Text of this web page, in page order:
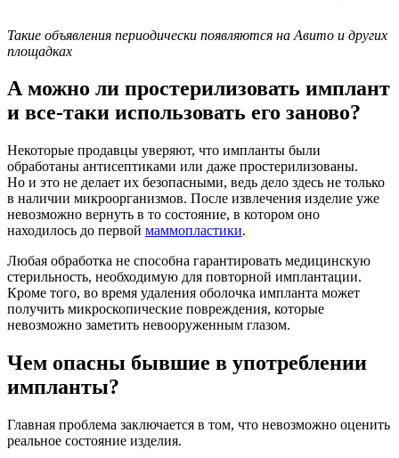
Такие объявления периодически появляются на Авито и других
площадках
А можно ли простерилизовать имплант
и все-таки использовать его заново?
Некоторые продавцы уверяют, что импланты были
обработаны антисептиками или даже простерилизованы.
Но и это не делает их безопасными, ведь дело здесь не только
в наличии микроорганизмов. После извлечения изделие уже
невозможно вернуть в то состояние, в котором оно
находилось до первой маммопластики.
Любая обработка не способна гарантировать медицинскую
стерильность, необходимую для повторной имплантации.
Кроме того, во время удаления оболочка импланта может
получить микроскопические повреждения, которые
невозможно заметить невооруженным глазом.
Чем опасны бывшие в употреблении
импланты?
Главная проблема заключается в том, что невозможно оценить
реальное состояние изделия.